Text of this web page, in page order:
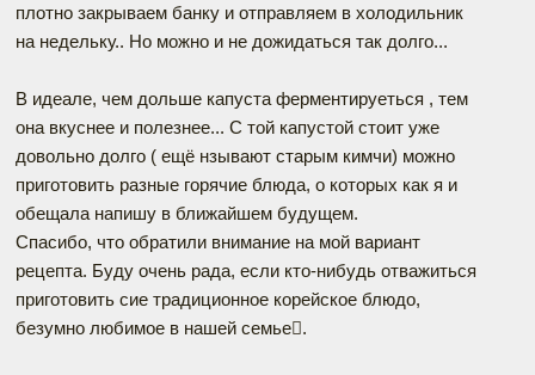
плотно закрываем банку и отправляем в холодильник
на недельку.. Но можно и не дожидаться так долго...
В идеале, чем дольше капуста ферментируеться , тем
она вкуснее и полезнее... С той капустой стоит уже
довольно долго ( ещё нзывают старым кимчи) можно
приготовить разные горячие блюда, о которых как я и
обещала напишу в ближайшем будущем.
Спасибо, что обратили внимание на мой вариант
рецепта. Буду очень рада, если кто-нибудь отважиться
приготовить сие традиционное корейское блюдо,
безумно любимое в нашей семье.